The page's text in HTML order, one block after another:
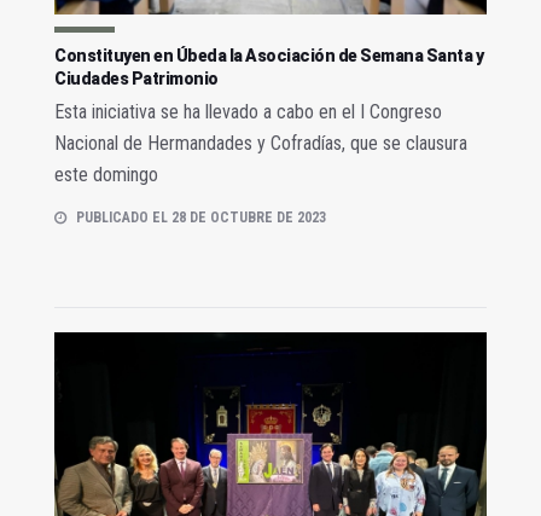
Constituyen en Úbeda la Asociación de Semana Santa y
Ciudades Patrimonio
Esta iniciativa se ha llevado a cabo en el I Congreso
Nacional de Hermandades y Cofradías, que se clausura
este domingo
PUBLICADO EL 28 DE OCTUBRE DE 2023